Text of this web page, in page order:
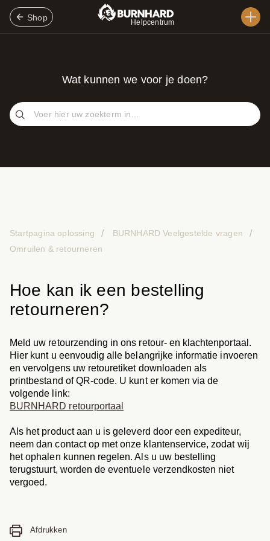
Shop
Helpcentrum
Wat kunnen we voor je doen?
Startpagina oplossing
BURNHARD Veelgestelde vragen
Omruilen & retourneren
Hoe kan ik een bestelling
retourneren?
Meld uw retourzending in ons retour- en klachtenportaal.
Hier kunt u eenvoudig alle belangrijke informatie invoeren
en vervolgens uw retouretiket downloaden als
printbestand of QR-code. U kunt er komen via de
volgende link:
BURNHARD retourportaal
Als het product aan u is geleverd door een expediteur,
neem dan contact op met onze klantenservice, zodat wij
het ophalen kunnen regelen. Als u uw bestelling
terugstuurt, worden de eventuele verzendkosten niet
vergoed.
Afdrukken